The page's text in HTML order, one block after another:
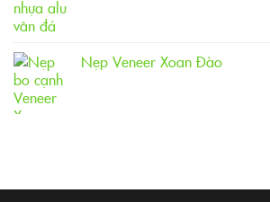
Nẹp Veneer Xoan Đào